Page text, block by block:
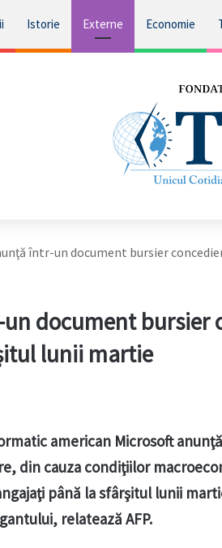
Istorie Externe Economie
într-un document bursier
document bursier
lunii martie
american Microsoft
din cauza condiţiilor
până la sfârşitul lunii
relatează AFP.